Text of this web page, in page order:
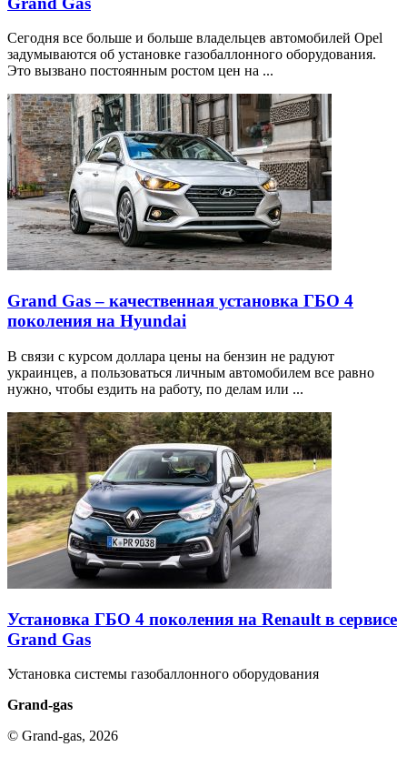
Сегодня все больше и больше владельцев автомобилей Opel
задумываются об установке газобаллонного оборудования.
Это вызвано постоянным ростом цен на ...
Grand Gas – качественная установка ГБО 4
поколения на Hyundai
В связи с курсом доллара цены на бензин не радуют
украинцев, а пользоваться личным автомобилем все равно
нужно, чтобы ездить на работу, по делам или ...
Установка ГБО 4 поколения на Renault в сервисе
Grand Gas
Установка системы газобаллонного оборудования
Grand-gas
© Grand-gas, 2026